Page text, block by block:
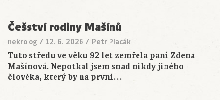
Češství rodiny Mašínů
nekrolog / 12. 6. 2026 / Petr Placák
Tuto středu ve věku 92 let zemřela paní Zdena
Mašínová. Nepotkal jsem snad nikdy jiného
člověka, který by na první…